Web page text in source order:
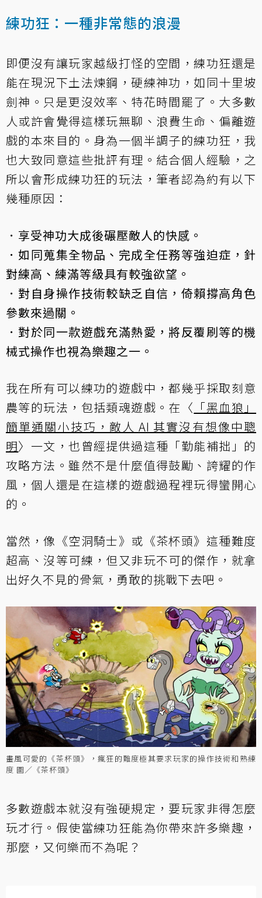
練功狂：一種非常態的浪漫
即便沒有讓玩家越級打怪的空間，練功狂還是
能在現況下土法煉鋼，硬練神功，如同十里坡
劍神。只是更沒效率、特花時間罷了。大多數
人或許會覺得這樣玩無聊、浪費生命、偏離遊
戲的本來目的。身為一個半調子的練功狂，我
也大致同意這些批評有理。結合個人經驗，之
所以會形成練功狂的玩法，筆者認為約有以下
幾種原因：
．享受神功大成後碾壓敵人的快感。
．如同蒐集全物品、完成全任務等強迫症，針
對練高、練滿等級具有較強欲望。
．對自身操作技術較缺乏自信，倚賴撐高角色
參數來過關。
．對於同一款遊戲充滿熱愛，將反覆刷等的機
械式操作也視為樂趣之一。
我在所有可以練功的遊戲中，都幾乎採取刻意
農等的玩法，包括類魂遊戲。在〈 「黑血狼」
簡單通關小技巧，敵人 AI 其實沒有想像中聰
明〉一文，也曾經提供過這種「勤能補拙」的
攻略方法。雖然不是什麼值得鼓勵、誇耀的作
風，個人還是在這樣的遊戲過程裡玩得蠻開心
的。
當然，像《空洞騎士》或《茶杯頭》這種難度
超高、沒等可練，但又非玩不可的傑作，就拿
出好久不見的骨氣，勇敢的挑戰下去吧。
畫風可愛的《茶杯頭》，瘋狂的難度極其要求玩家的操作技術和熟練
度 圖／《茶杯頭》
多數遊戲本就沒有強硬規定，要玩家非得怎麼
玩才行。假使當練功狂能為你帶來許多樂趣，
那麼，又何樂而不為呢？